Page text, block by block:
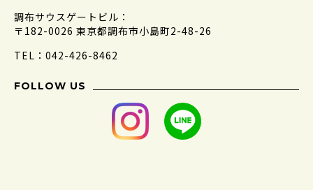
調布サウスゲートビル：
〒182-0026 東京都調布市小島町2-48-26
TEL：042-426-8462
FOLLOW US